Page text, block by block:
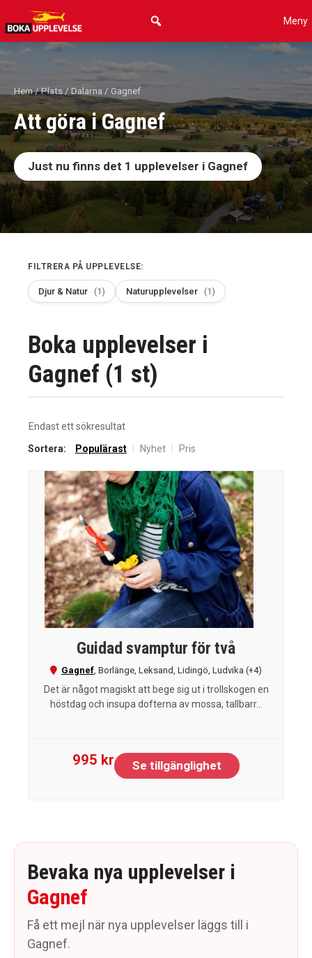
Hoppa
till
innehåll
Meny
Hem/Plats / Dalarna / Gagnef
Att göra i Gagnef
Just nu finns det 1 upplevelser i Gagnef
FILTRERA PÅ UPPLEVELSE:
Djur & Natur (1) Naturupplevelser (1)
Boka upplevelser i
Gagnef (1 st)
Endast ett sökresultat
Sortera:
Populärast Nyhet Pris
Guidad svamptur för två
Gagnef, Borlänge, Leksand, Lidingö, Ludvika (+4)
Det är något magiskt att bege sig ut i trollskogen en
höstdag och insupa dofterna av mossa, tallbarr...
995 kr Se tillgänglighet
Bevaka nya upplevelser i
Gagnef
Få ett mejl när nya upplevelser läggs till i
Gagnef.